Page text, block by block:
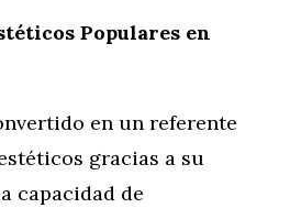
Populares en
en un referente
gracias a su
capacidad de